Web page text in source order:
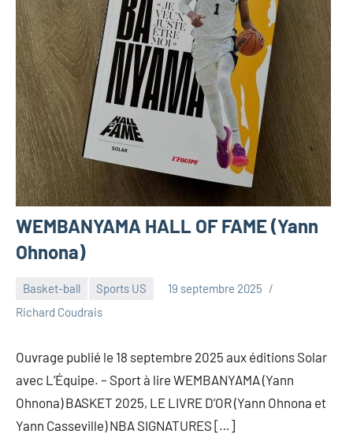
WEMBANYAMA HALL OF FAME (Yann
Ohnona)
Basket-ball Sports US
19 septembre 2025
Richard Coudrais
Ouvrage publié le 18 septembre 2025 aux éditions Solar
avec L’Équipe. – Sport à lire WEMBANYAMA (Yann
Ohnona) BASKET 2025, LE LIVRE D’OR (Yann Ohnona et
Yann Casseville) NBA SIGNATURES […]